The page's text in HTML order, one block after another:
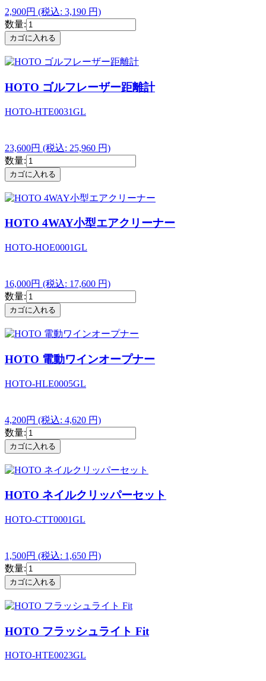
2,900円 (税込: 3,190 円)
数量:
HOTO ゴルフレーザー距離計
HOTO-HTE0031GL
23,600円 (税込: 25,960 円)
数量:
HOTO 4WAY小型エアクリーナー
HOTO-HOE0001GL
16,000円 (税込: 17,600 円)
数量:
HOTO 電動ワインオープナー
HOTO-HLE0005GL
4,200円 (税込: 4,620 円)
数量:
HOTO ネイルクリッパーセット
HOTO-CTT0001GL
1,500円 (税込: 1,650 円)
数量:
HOTO フラッシュライト Fit
HOTO-HTE0023GL